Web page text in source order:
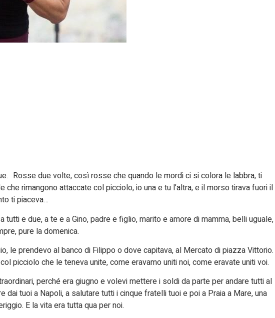
Rosse due volte, così rosse che quando le mordi ci si colora le labbra, ti
che rimangono attaccate col picciolo, io una e tu l’altra, e il morso tirava fuori il
ti piaceva…
tutti e due, a te e a Gino, padre e figlio, marito e amore di mamma, belli uguale,
pure la domenica.
le prendevo al banco di Filippo o dove capitava, al Mercato di piazza Vittorio.
picciolo che le teneva unite, come eravamo uniti noi, come eravate uniti voi.
perché era giugno e volevi mettere i soldi da parte per andare tutti al
dai tuoi a Napoli, a salutare tutti i cinque fratelli tuoi e poi a Praia a Mare, una
E la vita era tutta qua per noi.